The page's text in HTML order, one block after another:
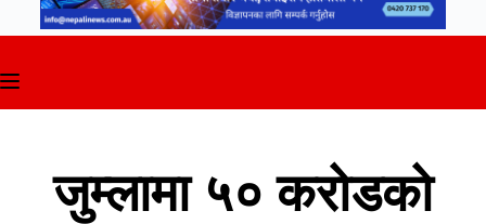
जुम्लामा ५० करोडको